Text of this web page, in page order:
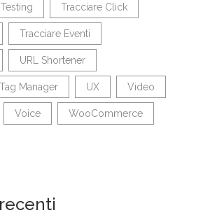
Tracciare Click
Tracciare Eventi
URL Shortener
Manager UX Video
Voice WooCommerce